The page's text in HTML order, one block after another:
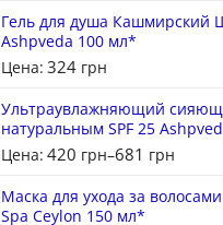
Гель для душа
Ashpveda 100 мл*
Цена: 324 грн
Ультраувлажняющий
натуральным SPF 25
Цена: 420 грн–681 грн
Маска для ухода за
Spa Ceylon 150 мл*